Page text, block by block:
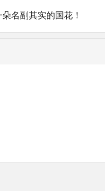
名副其实的国花！